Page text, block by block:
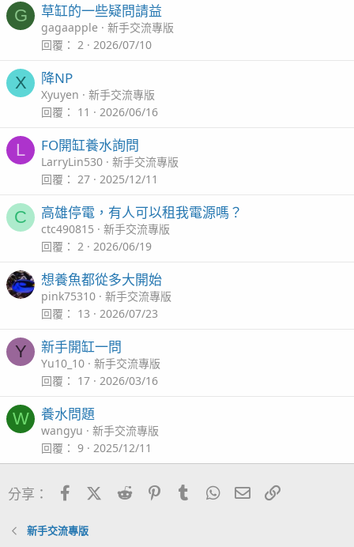
G 草缸的一些疑問請益
gagaapple
新手交流專版
回覆
2 2026/07/10
X 降NP
Xyuyen
新手交流專版
回覆
11 2026/06/16
L FO開缸養水詢問
LarryLin530
新手交流專版
回覆
27 2025/12/11
C 高雄停電，有人可以租我電源嗎？
ctc490815
新手交流專版
回覆
2 2026/06/19
想養魚都從多大開始
pink75310
新手交流專版
回覆
13 2026/07/23
Y 新手開缸一問
Yu10_10
新手交流專版
回覆
17 2026/03/16
W 養水問題
wangyu
新手交流專版
回覆
9 2025/12/11
分享： FacebookX (Twitter)
Reddit PinterestTumblrWhatsApp電子郵件
新手交流專版